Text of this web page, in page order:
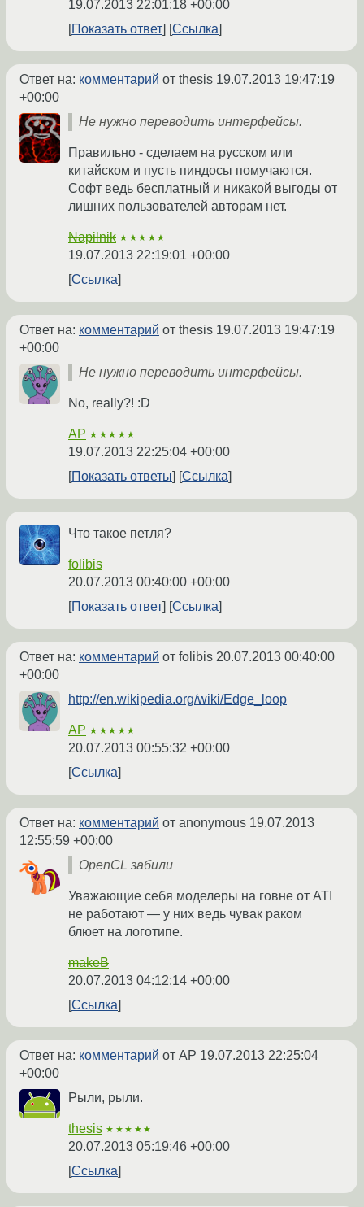
19.07.2013 22:01:18 +00:00
Показать ответ
Ссылка
Ответ на: комментарий от thesis 19.07.2013 19:47:19
+00:00
Не нужно переводить интерфейсы.
Правильно - сделаем на русском или
китайском и пусть пиндосы помучаются.
Софт ведь бесплатный и никакой выгоды от
лишних пользователей авторам нет.
Napilnik ★★★★★
19.07.2013 22:19:01 +00:00
Ссылка
Ответ на: комментарий от thesis 19.07.2013 19:47:19
+00:00
Не нужно переводить интерфейсы.
No, really?! :D
AP ★★★★★
19.07.2013 22:25:04 +00:00
Показать ответы
Ссылка
Что такое петля?
folibis
20.07.2013 00:40:00 +00:00
Показать ответ
Ссылка
Ответ на: комментарий от folibis 20.07.2013 00:40:00
+00:00
http://en.wikipedia.org/wiki/Edge_loop
AP ★★★★★
20.07.2013 00:55:32 +00:00
Ссылка
Ответ на: комментарий от anonymous 19.07.2013
12:55:59 +00:00
OpenCL забили
Уважающие себя моделеры на говне от ATI
не работают — у них ведь чувак раком
блюет на логотипе.
makeB
20.07.2013 04:12:14 +00:00
Ссылка
Ответ на: комментарий от AP 19.07.2013 22:25:04
+00:00
Рыли, рыли.
thesis ★★★★★
20.07.2013 05:19:46 +00:00
Ссылка